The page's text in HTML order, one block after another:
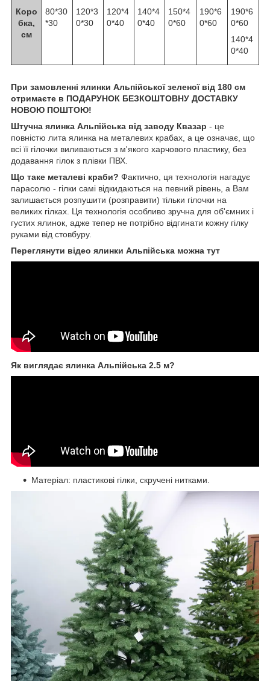
Коро
бка,
см
80*30
*30
120*3
0*30
120*4
0*40
140*4
0*40
150*4
0*60
190*6
0*60
190*6
0*60
140*4
0*40
При замовленні ялинки Альпійської зеленої від 180 см
отримаєте в ПОДАРУНОК БЕЗКОШТОВНУ ДОСТАВКУ
НОВОЮ ПОШТОЮ!
Штучна ялинка Альпійська від заводу Квазар - це
повністю лита ялинка на металевих крабах, а це означає, що
всі її гілочки виливаються з м'якого харчового пластику, без
додавання гілок з плівки ПВХ.
Що таке металеві краби? Фактично, ця технологія нагадує
парасолю - гілки самі відкидаються на певний рівень, а Вам
залишається розпушити (розправити) тільки гілочки на
великих гілках. Ця технологія особливо зручна для об'ємних і
густих ялинок, адже тепер не потрібно відгинати кожну гілку
руками від стовбуру.
Переглянути відео ялинки Альпійська можна тут
Як виглядає ялинка Альпійська 2.5 м?
Матеріал: пластикові гілки, скручені нитками.